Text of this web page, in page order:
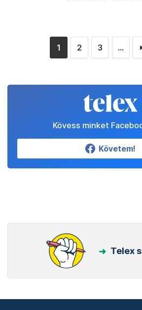
1 2 3 ...
Kövess minket
Követem!
Telex